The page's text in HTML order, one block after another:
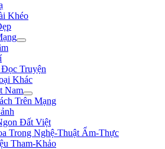
Khéo
Truyện
Khác
Nam
Trên Mạng
Đất Việt
Trong Nghệ-Thuật Ẩm-Thực
Tham-Khảo